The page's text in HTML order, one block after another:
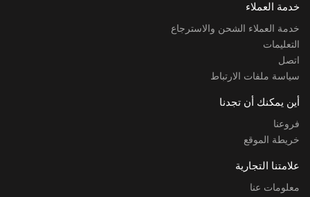
خدمة العملاء
خدمة العملاء الشحن والاسترجاع
التعليمات
اتصل
سياسة ملفات الارتباط
أين يمكنك أن تجدنا
فروعنا
خريطة الموقع
علامتنا التجارية
معلومات عنا